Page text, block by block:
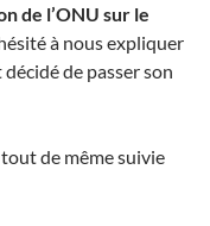
de l’ONU sur le
à nous expliquer
de passer son
tout de même suivie